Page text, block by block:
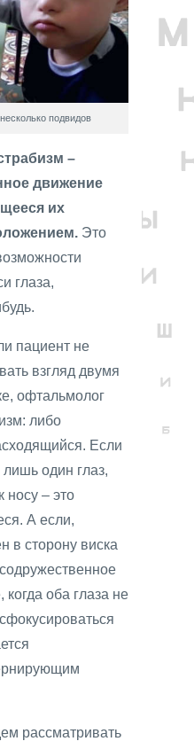
подвидов
–
движение
их
Это
глаза,
пациент не
взгляд двумя
офтальмолог
либо
Если
один глаз,
носу – это
А если,
в сторону виска
когда оба глаза не
рассматривать